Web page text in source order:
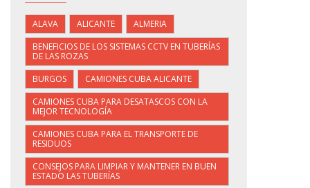
ALAVA ALICANTE
ALMERIA
BENEFICIOS DE LOS SISTEMAS CCTV EN TUBERÍAS
DE LAS ROZAS
BURGOS
CAMIONES CUBA ALICANTE
CAMIONES CUBA PARA DESATASCOS CON LA
MEJOR TECNOLOGÍA
CAMIONES CUBA PARA EL TRANSPORTE DE
RESIDUOS
CONSEJOS PARA LIMPIAR Y MANTENER EN BUEN
ESTADO LAS TUBERÍAS